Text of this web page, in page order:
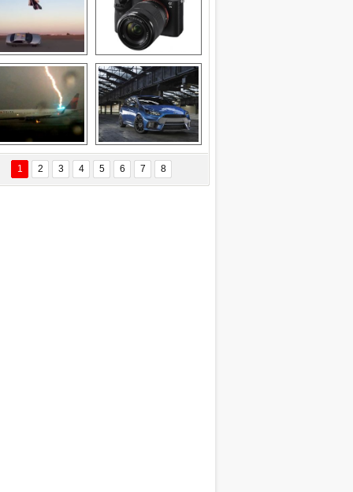
Savaş uçağı
pilotundan
muhteşem gösteri
Sony Alpha 7R II ön
inceleme
Delta uçağına
yıldırım çarptı
Ford Focus RS
(2015)
1 2 3 4 5 6 7 8